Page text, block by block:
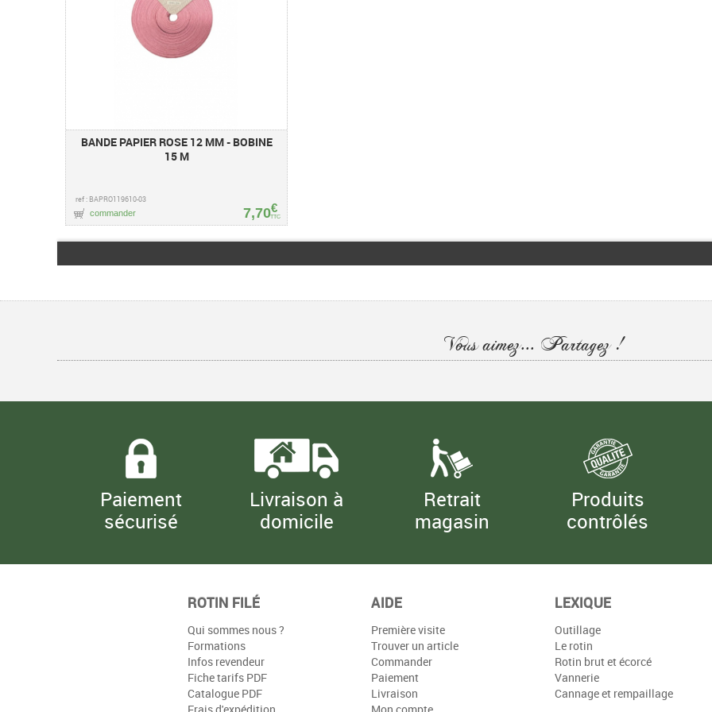
BANDE PAPIER ROSE 12 MM - BOBINE
15 M
ref : BAPRO119610-03
7,70€
TTC
commander
Vous aimez... Partagez !
Paiement
sécurisé
Livraison à
domicile
Retrait
magasin
Produits
contrôlés
ROTIN FILÉ
Qui sommes nous ?
Formations
Infos revendeur
Fiche tarifs PDF
Catalogue PDF
AIDE
Première visite
Trouver un article
Commander
Paiement
Livraison
LEXIQUE
Outillage
Le rotin
Rotin brut et écorcé
Vannerie
Cannage et rempaillage